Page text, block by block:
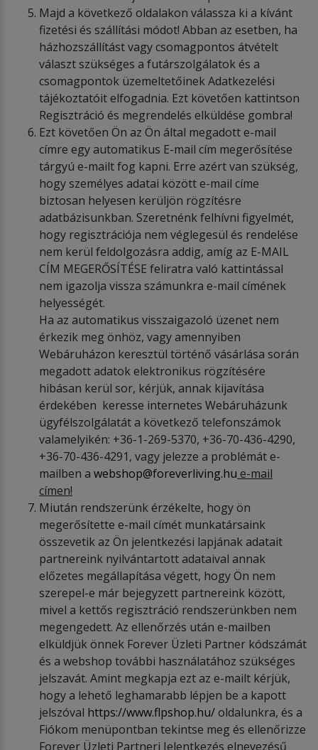
Majd a következő oldalakon válassza ki a kívánt
fizetési és szállítási módot! Abban az esetben, ha
házhozszállítást vagy csomagpontos átvételt
választ szükséges a futárszolgálatok és a
csomagpontok üzemeltetőinek Adatkezelési
tájékoztatóit elfogadnia. Ezt követően kattintson
Regisztráció és megrendelés elküldése gombra!
Ezt követően Ön az Ön által megadott e-mail
címre egy automatikus E-mail cím megerősítése
tárgyú e-mailt fog kapni. Erre azért van szükség,
hogy személyes adatai között e-mail címe
biztosan helyesen kerüljön rögzítésre
adatbázisunkban. Szeretnénk felhívni figyelmét,
hogy regisztrációja nem véglegesül és rendelése
nem kerül feldolgozásra addig, amíg az E-MAIL
CÍM MEGERŐSÍTÉSE feliratra való kattintással
nem igazolja vissza számunkra e-mail címének
helyességét.
Ha az automatikus visszaigazoló üzenet nem
érkezik meg önhöz, vagy amennyiben
Webáruházon keresztül történő vásárlása során
megadott adatok elektronikus rögzítésére
hibásan kerül sor, kérjük, annak kijavítása
érdekében keresse internetes Webáruházunk
ügyfélszolgálatát a következő telefonszámok
valamelyikén: +36-1-269-5370, +36-70-436-4290,
+36-70-436-4291, vagy jelezze a problémát e-
mailben a webshop@foreverliving.hu e-mail
címen!
Miután rendszerünk érzékelte, hogy ön
megerősítette e-mail címét munkatársaink
összevetik az Ön jelentkezési lapjának adatait
partnereink nyilvántartott adataival annak
előzetes megállapítása végett, hogy Ön nem
szerepel-e már bejegyzett partnereink között,
mivel a kettős regisztráció rendszerünkben nem
megengedett. Az ellenőrzés után e-mailben
elküldjük önnek Forever Üzleti Partner kódszámát
és a webshop további használatához szükséges
jelszavát. Amint megkapja ezt az e-mailt kérjük,
hogy a lehető leghamarabb lépjen be a kapott
jelszóval https://www.flpshop.hu/oldalunkra, és a
Fiókom menüpontban tekintse meg és ellenőrizze
Forever Üzleti Partneri Jelentkezés elnevezésű